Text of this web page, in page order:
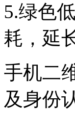
5.绿色
耗，延
手机二
及身份